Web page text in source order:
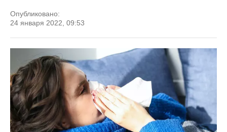
Опубликовано:
24 января 2022, 09:53